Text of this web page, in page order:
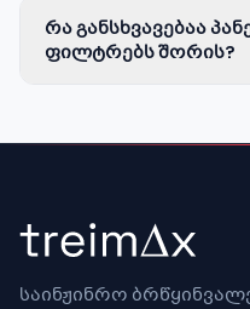
რა განსხვავებაა
ფილტრებს შორის?
საინჟინრო